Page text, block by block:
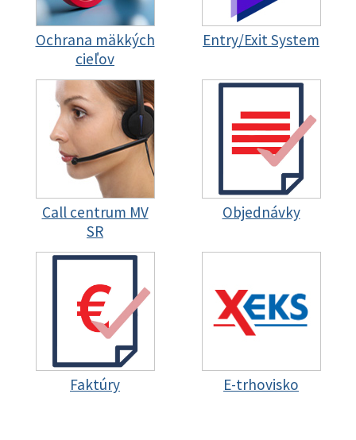
Ochrana mäkkých
cieľov
Entry/Exit System
Call centrum MV
SR
Objednávky
Faktúry E-trhovisko